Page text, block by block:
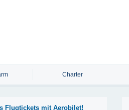
Charter
Flugtickets mit Aerobilet!